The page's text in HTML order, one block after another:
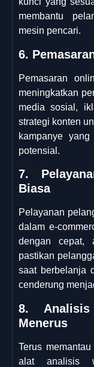
membantu
mesin pencari.
6.
Pemasaran
meningkatkan
media sosial,
strategi konten
kampanye
potensial.
7.
Biasa
Pelayanan
dalam e-
dengan cepat,
pastikan
saat berbelanja
cenderung
8.
Menerus
Terus
alat analisis